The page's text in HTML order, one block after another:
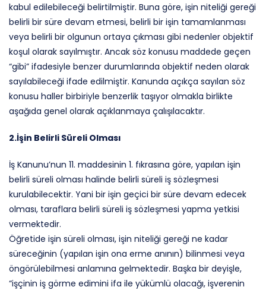
kabul edilebileceği belirtilmiştir. Buna göre, işin niteliği gereği
belirli bir süre devam etmesi, belirli bir işin tamamlanması
veya belirli bir olgunun ortaya çıkması gibi nedenler objektif
koşul olarak sayılmıştır. Ancak söz konusu maddede geçen
“gibi” ifadesiyle benzer durumlarında objektif neden olarak
sayılabileceği ifade edilmiştir. Kanunda açıkça sayılan söz
konusu haller birbiriyle benzerlik taşıyor olmakla birlikte
aşağıda genel olarak açıklanmaya çalışılacaktır.
2.İşin Belirli Süreli Olması
İş Kanunu’nun 11. maddesinin 1. fıkrasına göre, yapılan işin
belirli süreli olması halinde belirli süreli iş sözleşmesi
kurulabilecektir. Yani bir işin geçici bir süre devam edecek
olması, taraflara belirli süreli iş sözleşmesi yapma yetkisi
vermektedir.
Öğretide işin süreli olması, işin niteliği gereği ne kadar
süreceğinin (yapılan işin ona erme anının) bilinmesi veya
öngörülebilmesi anlamına gelmektedir. Başka bir deyişle,
“işçinin iş görme edimini ifa ile yükümlü olacağı, işverenin